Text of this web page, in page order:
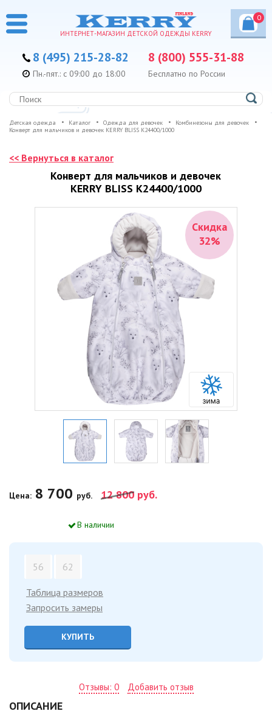
ИНТЕРНЕТ-МАГАЗИН ДЕТСКОЙ ОДЕЖДЫ KERRY
0
8 (495) 215-28-82 8 (800) 555-31-88
Бесплатно по России
Пн.-пят.: с 09:00 до 18:00
Детская одежда Каталог Одежда для девочек
Комбинезоны для девочек
Конверт для мальчиков и девочек KERRY BLISS K24400/1000
<< Вернуться в каталог
Конверт для мальчиков и девочек
KERRY BLISS K24400/1000
Скидка
32%
Цена: 8 700 руб. 12 800 руб.
В наличии
56 62
Таблица размеров
Запросить замеры
КУПИТЬ
Отзывы: 0 Добавить отзыв
ОПИСАНИЕ